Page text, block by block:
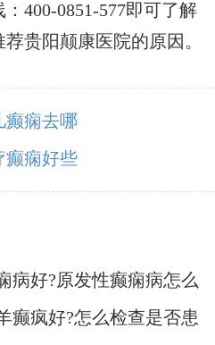
400-0851-577即可了解
贵阳颠康医院的原因。
癫痫去哪
癫痫好些
病好?原发性癫痫病怎么
癫疯好?怎么检查是否患